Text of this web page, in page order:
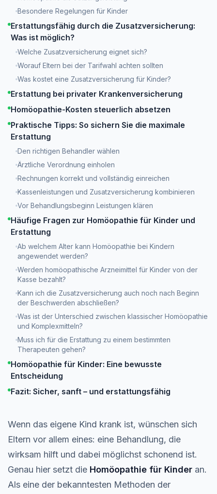
Besondere Regelungen für Kinder
Erstattungsfähig durch die Zusatzversicherung:
Was ist möglich?
Welche Zusatzversicherung eignet sich?
Worauf Eltern bei der Tarifwahl achten sollten
Was kostet eine Zusatzversicherung für Kinder?
Erstattung bei privater Krankenversicherung
Homöopathie-Kosten steuerlich absetzen
Praktische Tipps: So sichern Sie die maximale
Erstattung
Den richtigen Behandler wählen
Ärztliche Verordnung einholen
Rechnungen korrekt und vollständig einreichen
Kassenleistungen und Zusatzversicherung kombinieren
Vor Behandlungsbeginn Leistungen klären
Häufige Fragen zur Homöopathie für Kinder und
Erstattung
Ab welchem Alter kann Homöopathie bei Kindern
angewendet werden?
Werden homöopathische Arzneimittel für Kinder von der
Kasse bezahlt?
Kann ich die Zusatzversicherung auch noch nach Beginn
der Beschwerden abschließen?
Was ist der Unterschied zwischen klassischer Homöopathie
und Komplexmitteln?
Muss ich für die Erstattung zu einem bestimmten
Therapeuten gehen?
Homöopathie für Kinder: Eine bewusste
Entscheidung
Fazit: Sicher, sanft – und erstattungsfähig
Wenn das eigene Kind krank ist, wünschen sich
Eltern vor allem eines: eine Behandlung, die
wirksam hilft und dabei möglichst schonend ist.
Genau hier setzt die Homöopathie für Kinder an.
Als eine der bekanntesten Methoden der